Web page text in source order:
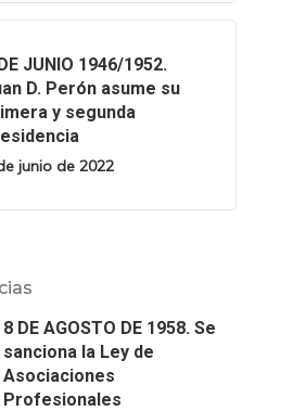
JUNIO 1946/1952.
D. Perón asume su
y segunda
junio de 2022
8 DE AGOSTO DE 1958. Se
sanciona la Ley de
Asociaciones
Profesionales